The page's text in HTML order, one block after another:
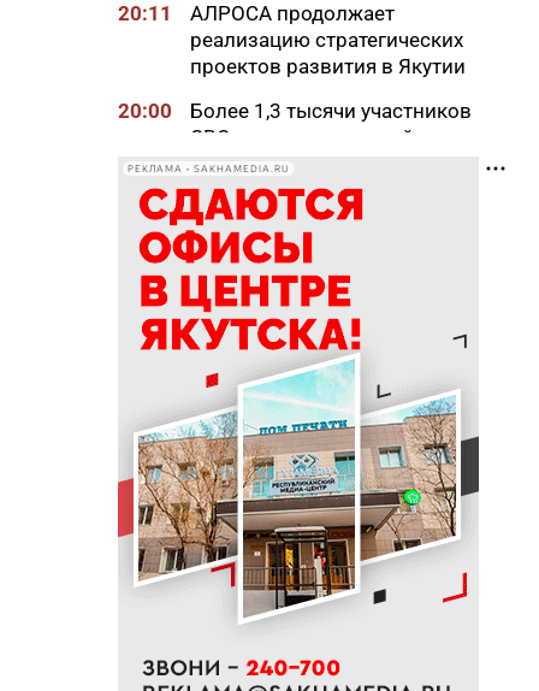
20:11
АЛРОСА продолжает
реализацию стратегических
проектов развития в Якутии
20:00
Более 1,3 тысячи участников
СВО и членов их семей
получили земельные участки
в Якутии
19:50
76% якутян заранее
предупреждают работодателя
об увольнении
19:25
Новый аэропорт в Мирном
планируется ввести в
эксплуатацию в 2027 году
19:00
В Якутии работает пилотный
проект «Маршрут заботы» для
пациентов после выписки
18:47
В Якутии стартовал
молодежный Суглан коренных
малочисленных народов
Севера
65% от годового плана сырого
РЕКЛАМА • SAKHAMEDIA.RU